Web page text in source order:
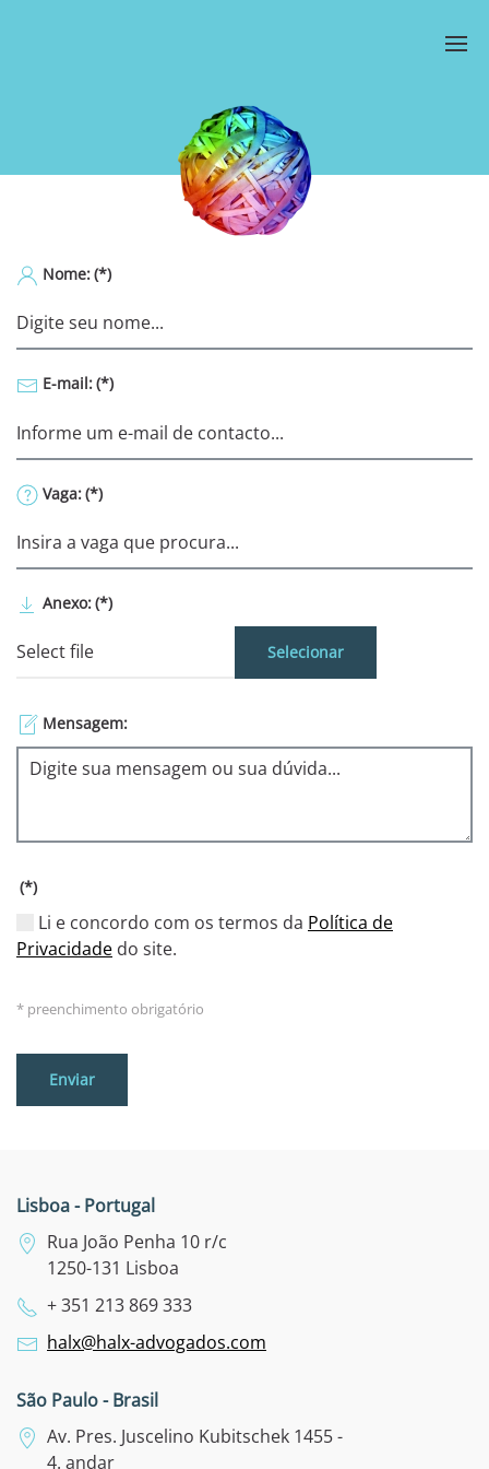
Nome:(*)
E-mail:(*)
Vaga:(*)
Anexo:(*)
Selecionar
Mensagem:
(*)
Li e concordo com os termos da Política de
Privacidade do site.
* preenchimento obrigatório
Lisboa - Portugal
Rua João Penha 10 r/c
1250-131 Lisboa
+ 351 213 869 333
halx@halx-advogados.com
São Paulo - Brasil
Av. Pres. Juscelino Kubitschek 1455 -
4. andar